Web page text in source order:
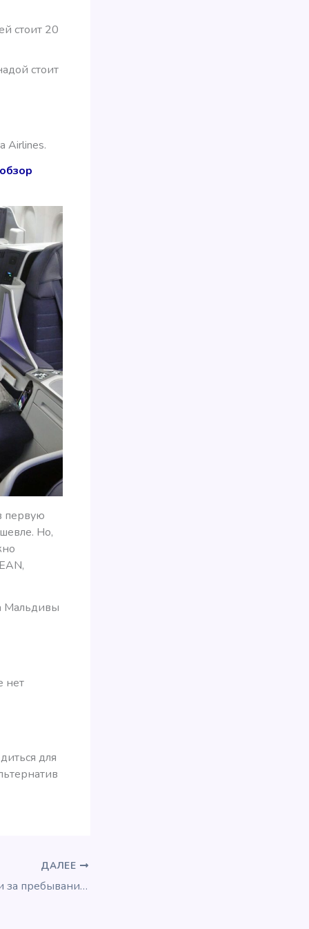
стоит 20
стоит
Airlines.
первую
Но,
Мальдивы
нет
для
ДАЛЕЕ
Как получать мили за пребывания в Airbnb